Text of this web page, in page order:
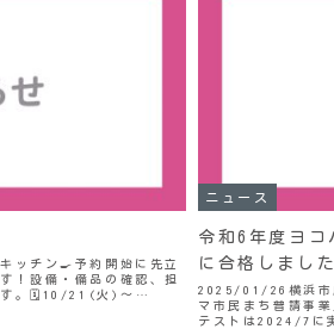
ッチン🍳予約開始に先立
！設備・備品の確認、担
す。🗓️10/21(火)〜
ニュース
令和6年度ヨコ
に合格しました
2025/01/26横浜市
マ市民まち普請事
テストは2024/7に